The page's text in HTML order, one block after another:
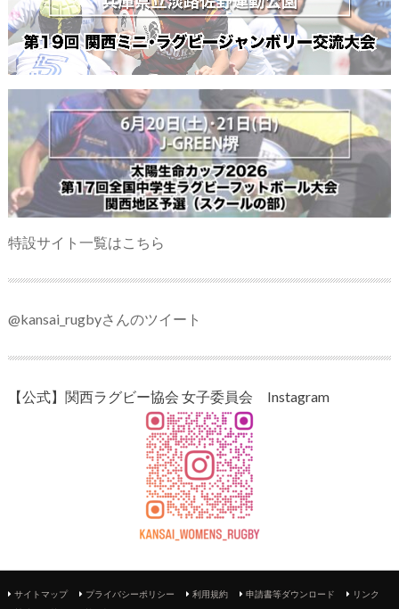
特設サイト一覧はこちら
@kansai_rugbyさんのツイート
【公式】関西ラグビー協会 女子委員会 Instagram
サイトマップ プライバシーポリシー 利用規約 申請書等ダウンロード
リンク